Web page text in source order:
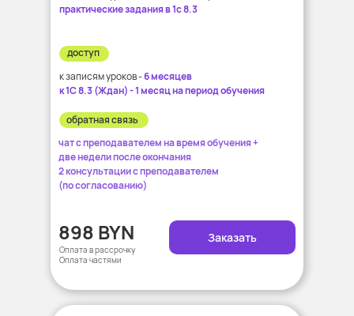
898 BYN
Оплата в рассрочку
Оплата частями
Заказать
практические задания в 1с 8.3
доступ
к записям уроков -6 месяцев
к 1С 8.3 (Ждан) - 1 месяц на период обучения
обратная связь
чат с преподавателем на время обучения +
две недели после окончания
2 консультации с преподавателем
(по согласованию)